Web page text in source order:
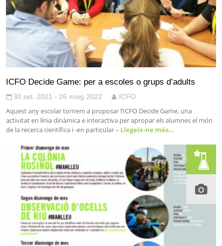
ICFO Decide Game: per a escoles o grups d’adults
30 set. 2021 - 26 maig 2022 ICFO
Aquest any escolar tornem a proposar l’ICFO Decide Game, una
activitat en línia dinàmica e interactiva per apropar els alumnes el món
de la recerca científica i -en particular – Llegeix-ne més…